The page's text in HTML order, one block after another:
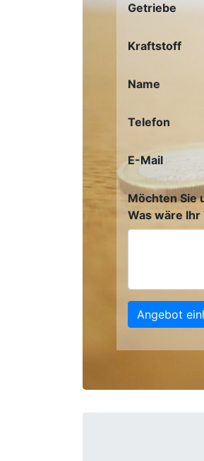
Getriebe
Kraftstoff
Name
Telefon
E-Mail
Möchten Sie
Was wäre
Angebot